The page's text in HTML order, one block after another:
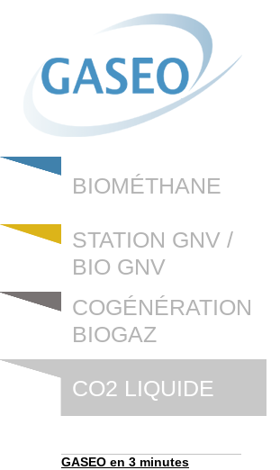
BIOMÉTHANE
STATION GNV /
BIO GNV
COGÉNÉRATION
BIOGAZ
CO2 LIQUIDE
GASEO en 3 minutes